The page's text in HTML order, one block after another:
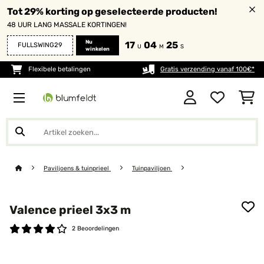
Tot 29% korting op geselecteerde producten!
48 UUR LANG MASSALE KORTINGEN!
FULLSWING29
Nu
winkelen
17 U 04 M 25 S
Flexibele betalingen Gratis verzending vanaf 100€*
Paviljoens & tuinprieel Tuinpaviljoen
Valence prieel 3x3 m
2 Beoordelingen